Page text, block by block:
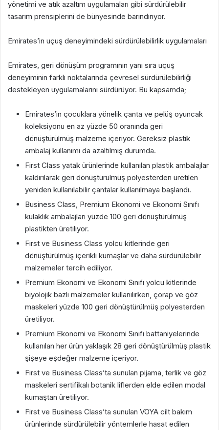
yönetimi ve atık azaltım uygulamaları gibi sürdürülebilir
tasarım prensiplerini de bünyesinde barındırıyor.
Emirates’in uçuş deneyimindeki sürdürülebilirlik uygulamaları
Emirates, geri dönüşüm programının yanı sıra uçuş
deneyiminin farklı noktalarında çevresel sürdürülebilirliği
destekleyen uygulamalarını sürdürüyor. Bu kapsamda;
Emirates’in çocuklara yönelik çanta ve pelüş oyuncak
koleksiyonu en az yüzde 50 oranında geri
dönüştürülmüş malzeme içeriyor. Gereksiz plastik
ambalaj kullanımı da azaltılmış durumda.
First Class yatak ürünlerinde kullanılan plastik ambalajlar
kaldırılarak geri dönüştürülmüş polyesterden üretilen
yeniden kullanılabilir çantalar kullanılmaya başlandı.
Business Class, Premium Ekonomi ve Ekonomi Sınıfı
kulaklık ambalajları yüzde 100 geri dönüştürülmüş
plastikten üretiliyor.
First ve Business Class yolcu kitlerinde geri
dönüştürülmüş içerikli kumaşlar ve daha sürdürülebilir
malzemeler tercih ediliyor.
Premium Ekonomi ve Ekonomi Sınıfı yolcu kitlerinde
biyolojik bazlı malzemeler kullanılırken, çorap ve göz
maskeleri yüzde 100 geri dönüştürülmüş polyesterden
üretiliyor.
Premium Ekonomi ve Ekonomi Sınıfı battaniyelerinde
kullanılan her ürün yaklaşık 28 geri dönüştürülmüş plastik
şişeye eşdeğer malzeme içeriyor.
First ve Business Class’ta sunulan pijama, terlik ve göz
maskeleri sertifikalı botanik liflerden elde edilen modal
kumaştan üretiliyor.
First ve Business Class’ta sunulan VOYA cilt bakım
ürünlerinde sürdürülebilir yöntemlerle hasat edilen